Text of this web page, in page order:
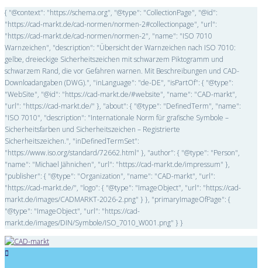
{ "@context": "https://schema.org", "@type": "CollectionPage", "@id":
"https://cad-markt.de/cad-normen/normen-2#collectionpage", "url":
"https://cad-markt.de/cad-normen/normen-2", "name": "ISO 7010
Warnzeichen", "description": "Übersicht der Warnzeichen nach ISO 7010:
gelbe, dreieckige Sicherheitszeichen mit schwarzem Piktogramm und
schwarzem Rand, die vor Gefahren warnen. Mit Beschreibungen und CAD-
Downloadangaben (DWG).", "inLanguage": "de-DE", "isPartOf": { "@type":
"WebSite", "@id": "https://cad-markt.de/#website", "name": "CAD-markt",
"url": "https://cad-markt.de/" }, "about": { "@type": "DefinedTerm", "name":
"ISO 7010", "description": "Internationale Norm für grafische Symbole –
Sicherheitsfarben und Sicherheitszeichen – Registrierte
Sicherheitszeichen.", "inDefinedTermSet":
"https://www.iso.org/standard/72662.html" }, "author": { "@type": "Person",
"name": "Michael Jähnichen", "url": "https://cad-markt.de/impressum" },
"publisher": { "@type": "Organization", "name": "CAD-markt", "url":
"https://cad-markt.de/", "logo": { "@type": "ImageObject", "url": "https://cad-
markt.de/images/CADMARKT-2026-2.png" } }, "primaryImageOfPage": {
"@type": "ImageObject", "url": "https://cad-
markt.de/images/DIN/Symbole/ISO_7010_W001.png" } }